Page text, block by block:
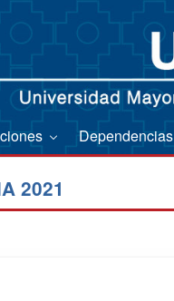
Dependencias
2021